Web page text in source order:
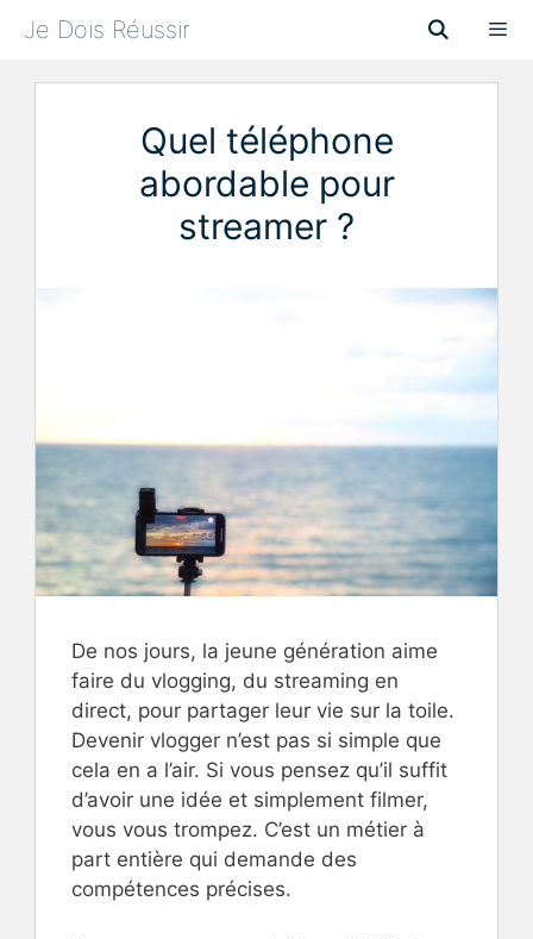
Je Dois Réussir
Menu
Quel téléphone
abordable pour
streamer ?
De nos jours, la jeune génération aime
faire du vlogging, du streaming en
direct, pour partager leur vie sur la toile.
Devenir vlogger n’est pas si simple que
cela en a l’air. Si vous pensez qu’il suffit
d’avoir une idée et simplement filmer,
vous vous trompez. C’est un métier à
part entière qui demande des
compétences précises.